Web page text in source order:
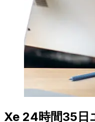
Xe 24時間35日